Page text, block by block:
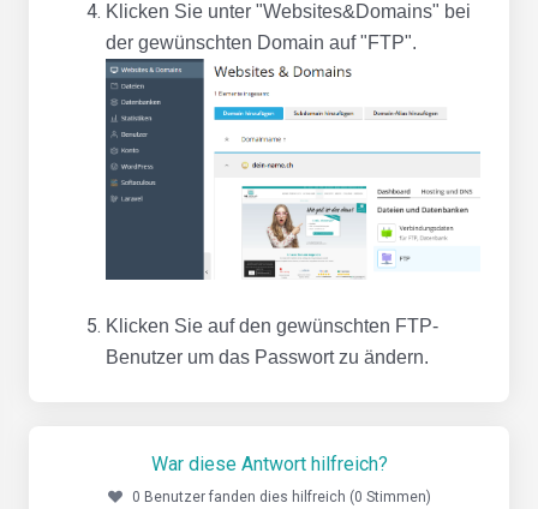
Klicken Sie unter "Websites&Domains" bei
der gewünschten Domain auf "FTP".
Klicken Sie auf den gewünschten FTP-
Benutzer um das Passwort zu ändern.
War diese Antwort hilfreich?
0 Benutzer fanden dies hilfreich (0 Stimmen)